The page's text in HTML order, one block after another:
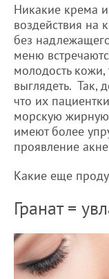
Никакие крема
воздействия на
без
меню
молодость
выглядеть. Так,
что их
морскую
имеют более
проявление
Какие еще
Гранат =